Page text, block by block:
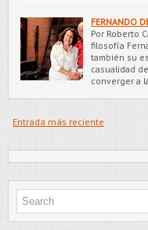
FERNANDO
Por Roberto
filosofía
también su
casualidad
converger a
Entrada más reciente